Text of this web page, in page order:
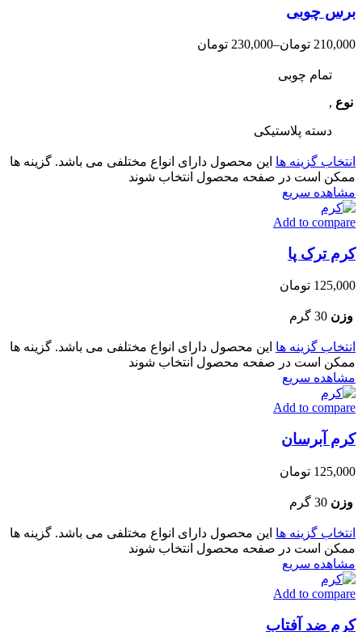
برس چوبی
210,000 تومان–
230,000 تومان
نوع
تمام چوبی
,
دسته پلاستیکی
انتخاب گزینه ها این محصول دارای انواع مختلفی می باشد. گزینه ها
ممکن است در صفحه محصول انتخاب شوند
مشاهده سریع
Add to compare
کرم ترک پا
125,000 تومان
وزن 30 گرم
انتخاب گزینه ها این محصول دارای انواع مختلفی می باشد. گزینه ها
ممکن است در صفحه محصول انتخاب شوند
مشاهده سریع
Add to compare
کرم آبرسان
125,000 تومان
وزن 30 گرم
انتخاب گزینه ها این محصول دارای انواع مختلفی می باشد. گزینه ها
ممکن است در صفحه محصول انتخاب شوند
مشاهده سریع
Add to compare
کرم ضد آفتاب